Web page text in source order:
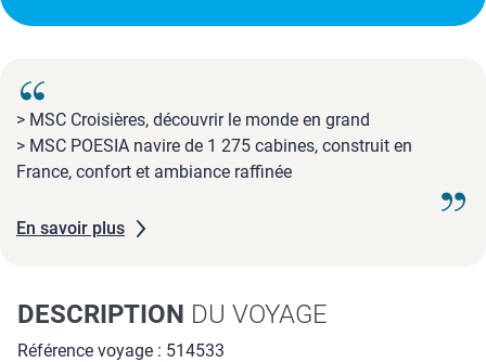
> MSC Croisières, découvrir le monde en grand
> MSC POESIA navire de 1 275 cabines, construit en
France, confort et ambiance raffinée
En savoir plus
DESCRIPTION DU VOYAGE
Référence voyage : 514533